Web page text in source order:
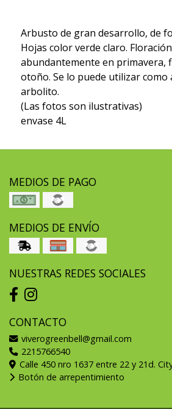
Arbusto de gran desarrollo, de
Hojas color verde claro.
abundantemente en primavera,
otoño. Se lo puede utilizar como
arbolito.
(Las fotos son ilustrativas)
envase 4L
MEDIOS DE PAGO
MEDIOS DE ENVÍO
NUESTRAS REDES SOCIALES
CONTACTO
viverogreenbell@gmail.com
2215766540
Calle 450 nro 1637 entre 22 y 21d.
Botón de arrepentimiento